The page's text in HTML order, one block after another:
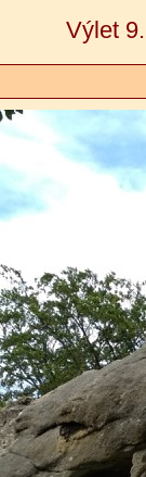
Výlet